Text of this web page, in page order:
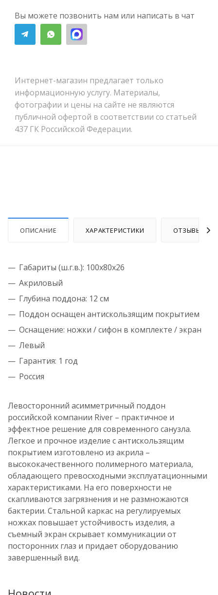
Вы можете позвонить нам или написать в чат
Интернет-магазин предлагает только
информационную услугу. Материалы,
фотографии и цены на сайте не являются
публичной офертой в соответствии со статьей
437 ГК Российской Федерации.
ОПИСАНИЕ ХАРАКТЕРИСТИКИ ОТЗЫВЫ
Габариты (ш.г.в.): 100x80x26
Акриловый
Глубина поддона: 12 см
Поддон оснащен антискользящим покрытием
Оснащение: ножки / сифон в комплекте / экран
Левый
Гарантия: 1 год
Россия
Левосторонний асимметричный поддон
российской компании River – практичное и
эффектное решение для современного санузла.
Легкое и прочное изделие с антискользящим
покрытием изготовлено из акрила –
высококачественного полимерного материала,
обладающего превосходными эксплуатационными
характеристиками. На его поверхности не
скапливаются загрязнения и не размножаются
бактерии. Стальной каркас на регулируемых
ножках повышает устойчивость изделия, а
съемный экран скрывает коммуникации от
посторонних глаз и придает оборудованию
завершенный вид.